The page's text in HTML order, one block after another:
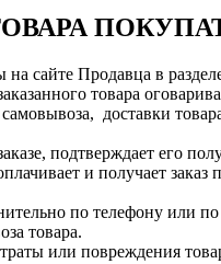
сайте Продавца в
товара
доставки
подтверждает его
и получает
по телефону или по
товара.
или повреждения